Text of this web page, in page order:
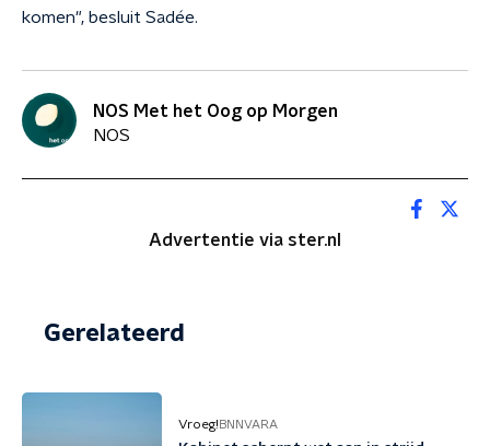
komen", besluit Sadée.
NOS Met het Oog op Morgen
NOS
Advertentie via ster.nl
Gerelateerd
Vroeg! BNNVARA